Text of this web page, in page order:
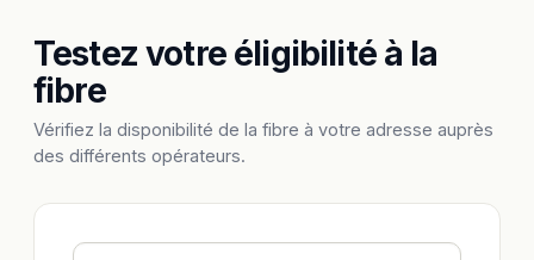
Testez votre éligibilité à la
fibre
Vérifiez la disponibilité de la fibre à votre adresse auprès
des différents opérateurs.